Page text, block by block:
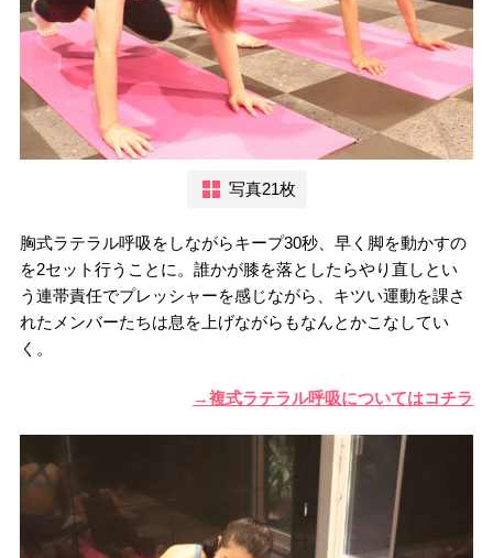
写真21枚
胸式ラテラル呼吸をしながらキープ30秒、早く脚を動かすの
を2セット行うことに。誰かが膝を落としたらやり直しとい
う連帯責任でプレッシャーを感じながら、キツい運動を課さ
れたメンバーたちは息を上げながらもなんとかこなしてい
く。
→複式ラテラル呼吸についてはコチラ